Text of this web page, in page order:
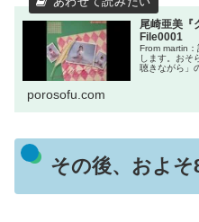
尾崎亜美『
File0001
From martin
します。おそ
聴きながら」
porosofu.com
その後、およ